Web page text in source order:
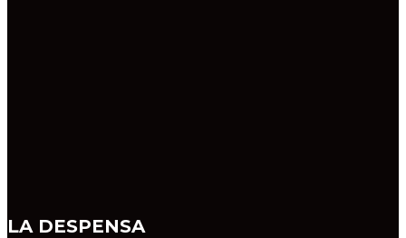
LA DESPENSA